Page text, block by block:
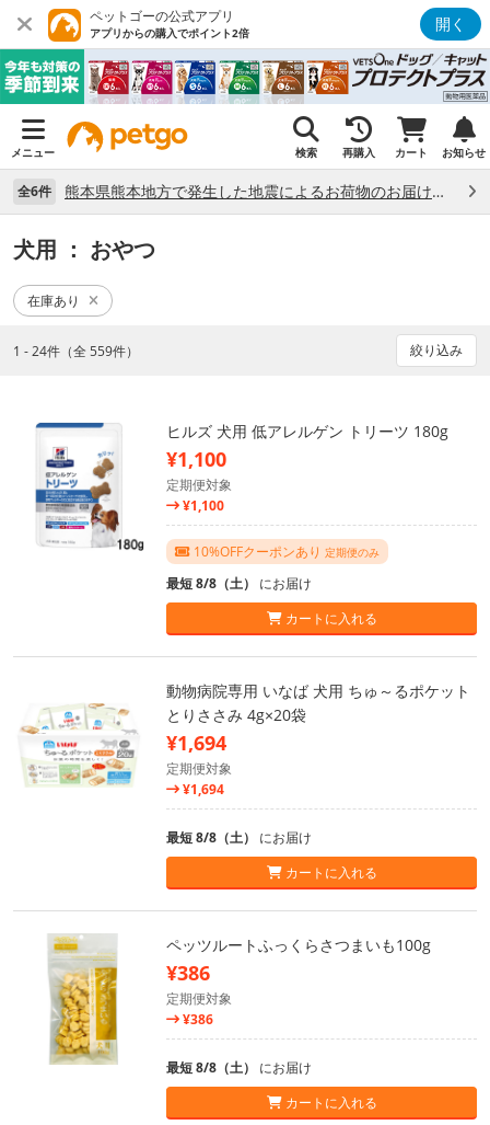
ペットゴーの公式アプリ
アプリからの購入でポイント2倍 開く
メニュー 検索 再購入 カート お知らせ
全6件 熊本県熊本地方で発生した地震によるお荷物のお届け状況について （7/28）
犬用 ： おやつ
在庫あり
1 - 24件（全 559件） 絞り込み
ヒルズ 犬用 低アレルゲン トリーツ 180g
¥1,100
定期便対象
¥1,100
10%OFFクーポンあり 定期便のみ
最短 8/8（土） にお届け
カートに入れる
動物病院専用 いなば 犬用 ちゅ～るポケット
とりささみ 4g×20袋
¥1,694
定期便対象
¥1,694
最短 8/8（土） にお届け
カートに入れる
ペッツルートふっくらさつまいも100g
¥386
定期便対象
¥386
最短 8/8（土） にお届け
カートに入れる